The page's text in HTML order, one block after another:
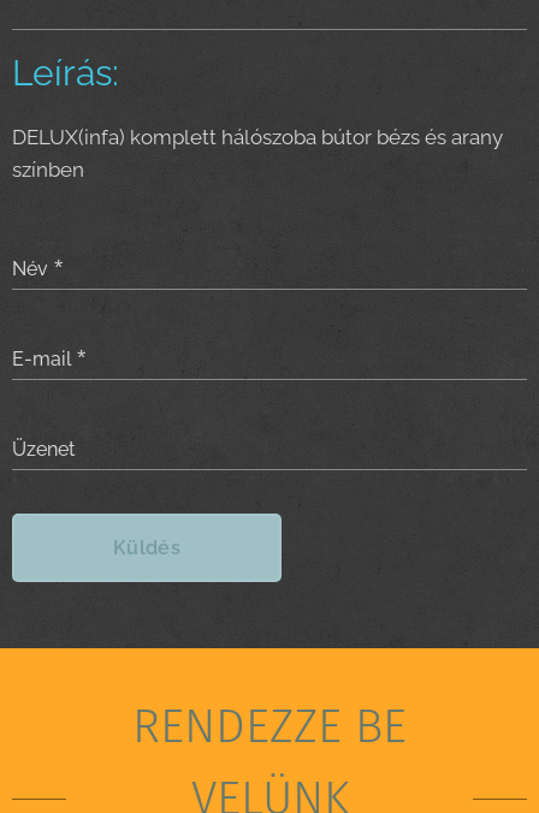
Leírás:
DELUX(infa) komplett hálószoba bútor bézs és arany
színben
Név
E-mail
Üzenet
Küldés
RENDEZZE BE
VELÜNK